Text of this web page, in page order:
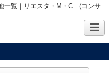
一覧｜リエスタ・M・C (コンサ